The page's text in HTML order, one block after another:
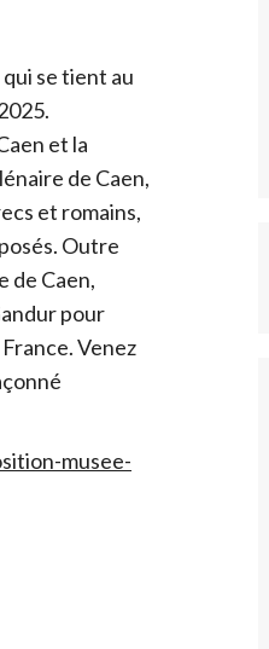
se tient au
et la
de Caen,
et romains,
Outre
de Caen,
pour
Venez
musee-